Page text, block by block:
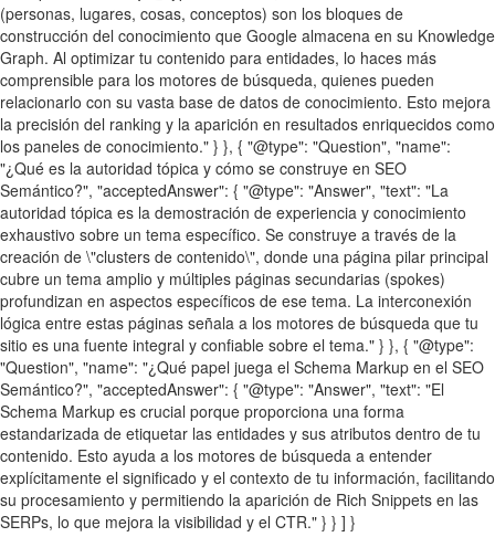
(personas, lugares, cosas, conceptos) son los bloques de
construcción del conocimiento que Google almacena en su Knowledge
Graph. Al optimizar tu contenido para entidades, lo haces más
comprensible para los motores de búsqueda, quienes pueden
relacionarlo con su vasta base de datos de conocimiento. Esto mejora
la precisión del ranking y la aparición en resultados enriquecidos como
los paneles de conocimiento." } }, { "@type": "Question", "name":
"¿Qué es la autoridad tópica y cómo se construye en SEO
Semántico?", "acceptedAnswer": { "@type": "Answer", "text": "La
autoridad tópica es la demostración de experiencia y conocimiento
exhaustivo sobre un tema específico. Se construye a través de la
creación de \"clusters de contenido\", donde una página pilar principal
cubre un tema amplio y múltiples páginas secundarias (spokes)
profundizan en aspectos específicos de ese tema. La interconexión
lógica entre estas páginas señala a los motores de búsqueda que tu
sitio es una fuente integral y confiable sobre el tema." } }, { "@type":
"Question", "name": "¿Qué papel juega el Schema Markup en el SEO
Semántico?", "acceptedAnswer": { "@type": "Answer", "text": "El
Schema Markup es crucial porque proporciona una forma
estandarizada de etiquetar las entidades y sus atributos dentro de tu
contenido. Esto ayuda a los motores de búsqueda a entender
explícitamente el significado y el contexto de tu información, facilitando
su procesamiento y permitiendo la aparición de Rich Snippets en las
SERPs, lo que mejora la visibilidad y el CTR." } } ] }